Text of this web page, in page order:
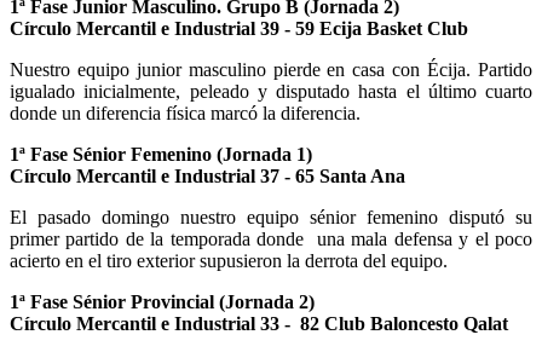
1ª Fase Junior Masculino. Grupo B (Jornada 2)
Círculo Mercantil e Industrial 39 - 59 Ecija Basket Club
Nuestro equipo junior masculino pierde en casa con Écija. Partido
igualado inicialmente, peleado y disputado hasta el último cuarto
donde un diferencia física marcó la diferencia.
1ª Fase Sénior Femenino (Jornada 1)
Círculo Mercantil e Industrial 37 - 65 Santa Ana
El pasado domingo nuestro equipo sénior femenino disputó su
primer partido de la temporada donde una mala defensa y el poco
acierto en el tiro exterior supusieron la derrota del equipo.
1ª Fase Sénior Provincial (Jornada 2)
Círculo Mercantil e Industrial 33 - 82 Club Baloncesto Qalat